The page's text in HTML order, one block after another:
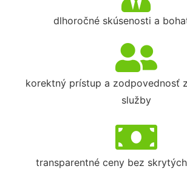
dlhoročné skúsenosti a
korektný prístup a zodpovednosť
služby
transparentné ceny bez